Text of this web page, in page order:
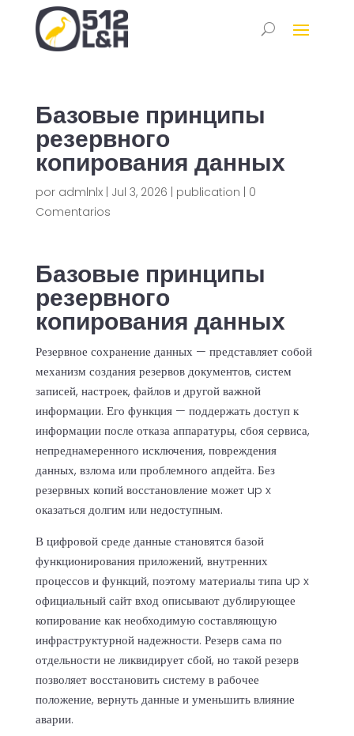
Базовые принципы
резервного
копирования данных
por admlnlx| Jul 3, 2026 | publication | 0
Comentarios
Базовые принципы
резервного
копирования данных
Резервное сохранение данных — представляет собой
механизм создания резервов документов, систем
записей, настроек, файлов и другой важной
информации. Его функция — поддержать доступ к
информации после отказа аппаратуры, сбоя сервиса,
непреднамеренного исключения, повреждения
данных, взлома или проблемного апдейта. Без
резервных копий восстановление может up x
оказаться долгим или недоступным.
В цифровой среде данные становятся базой
функционирования приложений, внутренних
процессов и функций, поэтому материалы типаup x
официальный сайт входописывают дублирующее
копирование как необходимую составляющую
инфраструктурной надежности. Резерв сама по
отдельности не ликвидирует сбой, но такой резерв
позволяет восстановить систему в рабочее
положение, вернуть данные и уменьшить влияние
аварии.